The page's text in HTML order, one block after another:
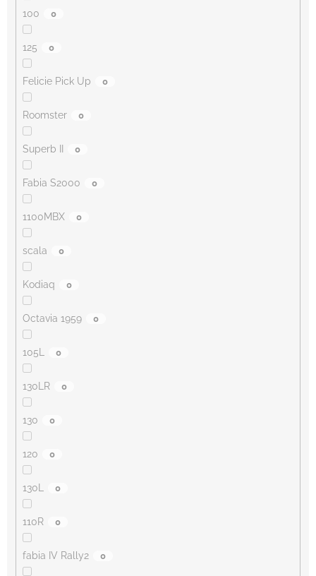
100 0
125 0
Felicie Pick Up 0
Roomster 0
Superb II 0
Fabia S2000 0
1100MBX 0
scala 0
Kodiaq 0
Octavia 1959 0
105L 0
130LR 0
130 0
120 0
130L 0
110R 0
fabia IV Rally2 0